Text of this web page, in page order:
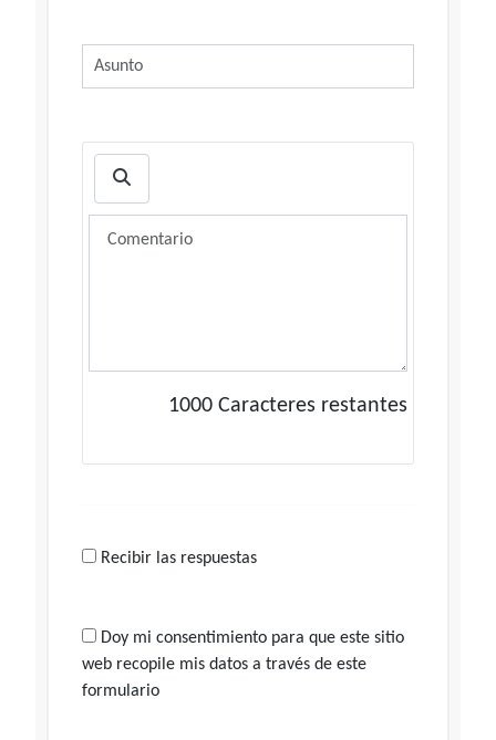
1000 Caracteres restantes
Recibir las respuestas
Doy mi consentimiento para que este sitio
web recopile mis datos a través de este
formulario